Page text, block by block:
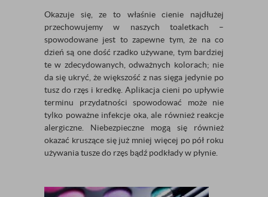
Okazuje się, ze to właśnie cienie najdłużej
przechowujemy w naszych toaletkach –
spowodowane jest to zapewne tym, że na co
dzień są one dość rzadko używane, tym bardziej
te w zdecydowanych, odważnych kolorach; nie
da się ukryć, że większość z nas sięga jedynie po
tusz do rzęs i kredkę. Aplikacja cieni po upływie
terminu przydatności spowodować może nie
tylko poważne infekcje oka, ale również reakcje
alergiczne. Niebezpieczne mogą się również
okazać kruszące się już mniej więcej po pół roku
używania tusze do rzęs bądź podkłady w płynie.